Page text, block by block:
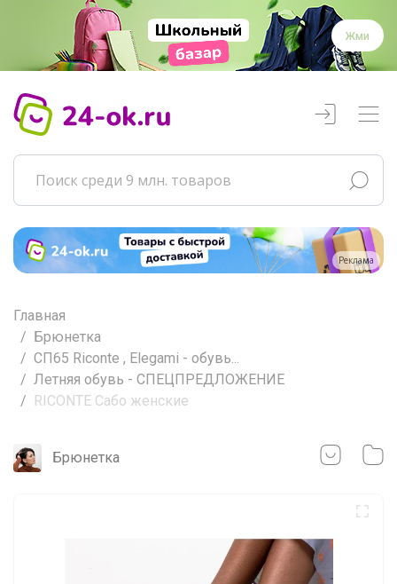
Жми
Реклама
Главная
Брюнетка
СП65 Riconte , Elegami - обувь...
Летняя обувь - СПЕЦПРЕДЛОЖЕНИЕ
RICONTE Сабо женские
Брюнетка